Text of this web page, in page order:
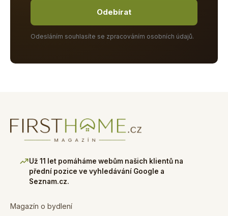
Odebírat
Odesláním souhlasíte se zpracováním osobních údajů.
Už 11 let pomáháme webům našich klientů na
přední pozice ve vyhledávání Google a
Seznam.cz.
Magazín o bydlení